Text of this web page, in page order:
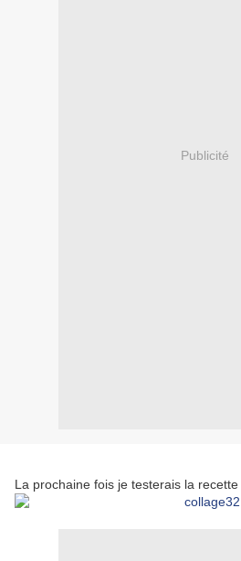
Publicité
La prochaine fois je testerais la recette